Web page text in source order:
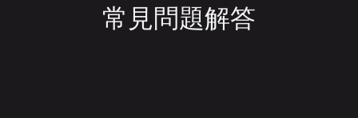
常見問題解答